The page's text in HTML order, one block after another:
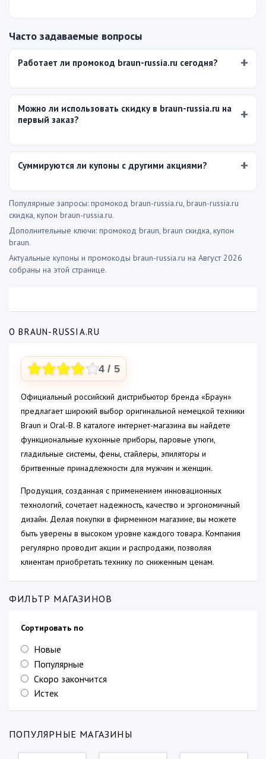
Часто задаваемые вопросы
Работает ли промокод braun-russia.ru сегодня?
Можно ли использовать скидку в braun-russia.ru на
первый заказ?
Суммируются ли купоны с другими акциями?
Популярные запросы: промокод braun-russia.ru, braun-russia.ru
скидка, купон braun-russia.ru.
Дополнительные ключи: промокод braun, braun скидка, купон
braun.
Актуальные купоны и промокоды braun-russia.ru на Август 2026
собраны на этой странице.
О BRAUN-RUSSIA.RU
4 / 5
Официальный российский дистрибьютор бренда «Браун»
предлагает широкий выбор оригинальной немецкой техники
Braun и Oral-B. В каталоге интернет-магазина вы найдете
функциональные кухонные приборы, паровые утюги,
гладильные системы, фены, стайлеры, эпиляторы и
бритвенные принадлежности для мужчин и женщин.
Продукция, созданная с применением инновационных
технологий, сочетает надежность, качество и эргономичный
дизайн. Делая покупки в фирменном магазине, вы можете
быть уверены в высоком уровне каждого товара. Компания
регулярно проводит акции и распродажи, позволяя
клиентам приобретать технику по сниженным ценам.
ФИЛЬТР МАГАЗИНОВ
Сортировать по
Новые
Популярные
Скоро закончится
Истек
ПОПУЛЯРНЫЕ МАГАЗИНЫ